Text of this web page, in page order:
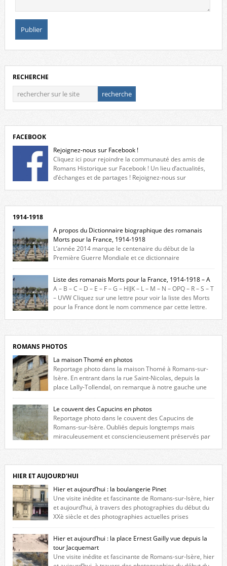
RECHERCHE
FACEBOOK
Rejoignez-nous sur Facebook !
Cliquez ici pour rejoindre la communauté des amis de
Romans Historique sur Facebook ! Un lieu d’actualités,
d’échanges et de partages ! Rejoignez-nous sur
1914-1918
A propos du Dictionnaire biographique des romanais
Morts pour la France, 1914-1918
L’année 2014 marque le centenaire du début de la
Première Guerre Mondiale et ce dictionnaire
biographique veut rendre hommage aux romanais Morts pour la
France durant ce conflit. La base de cette recherche historique est
constituée des noms gravés sur les plaques commémoratives de
l’Hôtel de Ville, du lycée du Dauphiné et du lycée Triboulet, […]
Liste des romanais Morts pour la France, 1914-1918 – A
A – B – C – D – E – F – G – HIJK – L – M – N – OPQ – R – S – T
– UVW Cliquez sur une lettre pour voir la liste des Morts
pour la France dont le nom commence par cette lettre.
ROMANS PHOTOS
La maison Thomé en photos
Reportage photo dans la maison Thomé à Romans-sur-
Isère. En entrant dans la rue Saint-Nicolas, depuis la
place Lally-Tollendal, on remarque à notre gauche une
maison construite au XVIè siècle. Les deux façades sont ornées de
fenêtres jumelles à meneaux. Entre ces deux étages, on peut voir une
niche qui contient une statue de la Vierge. […]
Le couvent des Capucins en photos
Reportage photo dans le couvent des Capucins de
Romans-sur-Isère. Oubliés depuis longtemps mais
miraculeusement et consciencieusement préservés par
l’histoire de la redécouverte de vestiges du couvent des Capucins ! Petit
retour sur l’histoire […]
HIER ET AUJOURD'HUI
Hier et aujourd’hui : la boulangerie Pinet
Une visite inédite et fascinante de Romans-sur-Isère, hier
et aujourd’hui, à travers des photographies du début du
XXè siècle et des photographies actuelles prises
exactement dans le même cadre ! A l’angle de la place Jean Jaurès et de
l’avenue Victor Hugo (à côté d’Intermarché), à Romans. La boulangerie
Jules Pinet est inscrite dans le […]
Hier et aujourd’hui : la place Ernest Gailly vue depuis la
tour Jacquemart
Une visite inédite et fascinante de Romans-sur-Isère, hier